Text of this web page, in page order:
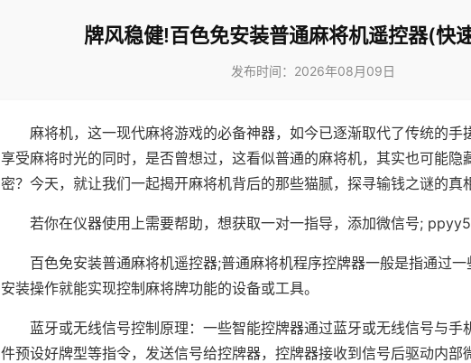
牌风稳健!百色免安装普通麻将机遥控器(快
发布时间：2026年08月09日
麻将机，这一现代麻将游戏的必备神器，如今已逐渐取代了传统的手
享受麻将时光的同时，是否曾想过，这看似普通的麻将机，其实也可能隐
密？今天，就让我们一起揭开麻将机背后的那些猫腻，探寻输钱之谜的真
若你在仪器使用上需要帮助，想获取一对一指导，添加微信号;
百色免安装普通麻将机遥控器;普通麻将机程序控牌器一般是指通过
安装操作就能实现控制麻将牌功能的设备或工具。
蓝牙或无线信号控制原理：一些智能控牌器通过蓝牙或无线信号与手
件预设好牌型等指令，发送信号给控牌器，控牌器接收到信号后驱动内部